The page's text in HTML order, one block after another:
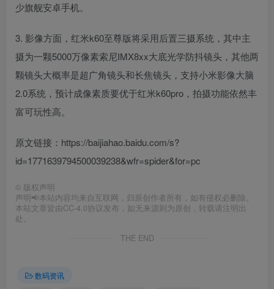
少旗舰安卓手机。
3. 影像方面，红米k60至尊版将采用后置三摄系统，其中主
摄为一颗5000万像素索尼IMX8xx大底光学防抖镜头，其他两
颗镜头大概率是超广角镜头和长焦镜头，支持小米影像大脑
2.0系统，预计成像素质要优于红米k60pro，拍摄功能依然丰
富可玩性高。
原文链接：https://baijiahao.baidu.com/s?
id=1771639794500039238&wfr=spider&for=pc
© 版权声明
声明📢本站内容均来自互联网，归原创作者所有，如有侵权必删除。
本站文章皆由CC-4.0协议发布，如无来源则为原创，转载请注明出
处。
THE END
数码资讯